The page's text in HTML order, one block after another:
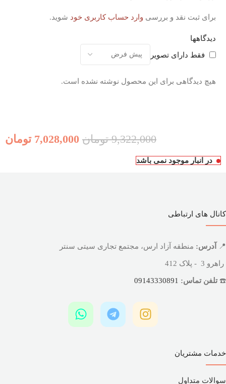
دیدگاهها
فقط دارای تصویر
هیچ دیدگاهی برای این محصول نوشته نشده است.
برای ثبت نقد و بررسی وارد حساب کاربری خود شوید.
9,322,000 تومان 7,028,000 تومان
در انبار موجود نمی باشد
کانال های ارتباطی
📍 آدرس: منطقه آزاد ارس، مجتمع تجاری سیتی سنتر
راهرو 3 - پلاک 412
☎️تلفن تماس: 09143330891
خدمات مشتریان
سوالات متداول